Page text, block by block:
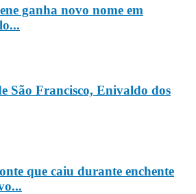
ganha novo nome em
São Francisco, Enivaldo dos
que caiu durante enchente